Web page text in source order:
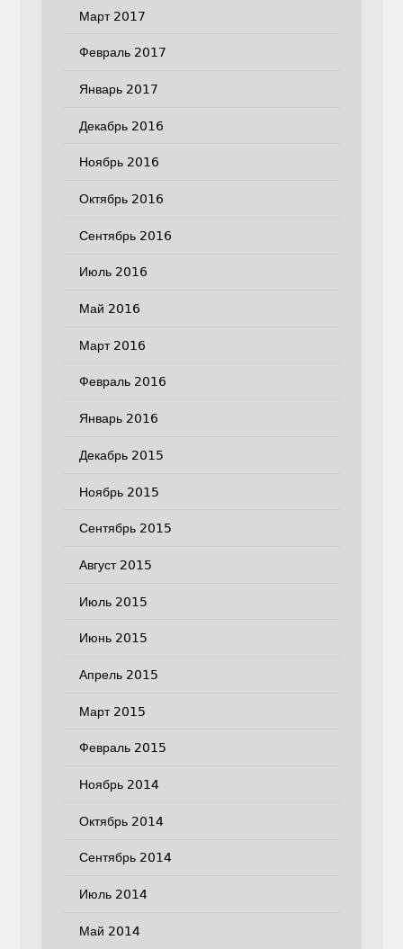
Март 2017
Февраль 2017
Январь 2017
Декабрь 2016
Ноябрь 2016
Октябрь 2016
Сентябрь 2016
Июль 2016
Май 2016
Март 2016
Февраль 2016
Январь 2016
Декабрь 2015
Ноябрь 2015
Сентябрь 2015
Август 2015
Июль 2015
Июнь 2015
Апрель 2015
Март 2015
Февраль 2015
Ноябрь 2014
Октябрь 2014
Сентябрь 2014
Июль 2014
Май 2014